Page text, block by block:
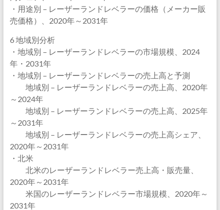
・用途別 – レーザーランドレベラーの価格（メーカー販
売価格）、2020年～2031年
6 地域別分析
・地域別 – レーザーランドレベラーの市場規模、2024
年・2031年
・地域別 – レーザーランドレベラーの売上高と予測
地域別 – レーザーランドレベラーの売上高、2020年
～2024年
地域別 – レーザーランドレベラーの売上高、2025年
～2031年
地域別 – レーザーランドレベラーの売上高シェア、
2020年～2031年
・北米
北米のレーザーランドレベラー売上高・販売量、
2020年～2031年
米国のレーザーランドレベラー市場規模、2020年～
2031年